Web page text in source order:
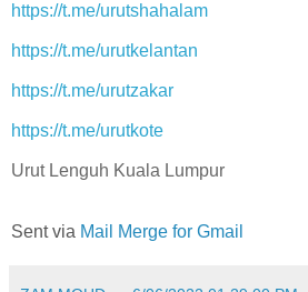
https://t.me/urutshahalam
https://t.me/urutkelantan
https://t.me/urutzakar
https://t.me/urutkote
Urut Lenguh Kuala Lumpur
Sent via Mail Merge for Gmail